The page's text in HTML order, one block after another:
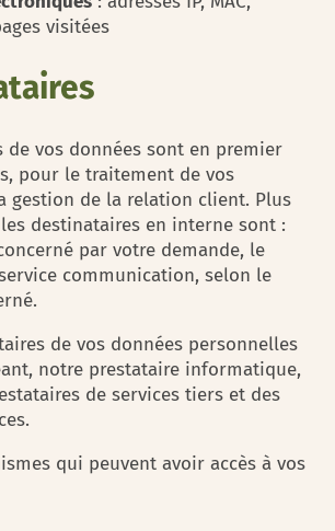
visitées
de vos données sont en premier
pour le traitement de vos
gestion de la relation client. Plus
destinataires en interne sont :
par votre demande, le
communication, selon le
de vos données personnelles
notre prestataire informatique,
de services tiers et des
qui peuvent avoir accès à vos